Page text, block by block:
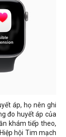
áp, họ nên ghi
đo huyết áp của
khám tiếp theo,
hội Tim mạch